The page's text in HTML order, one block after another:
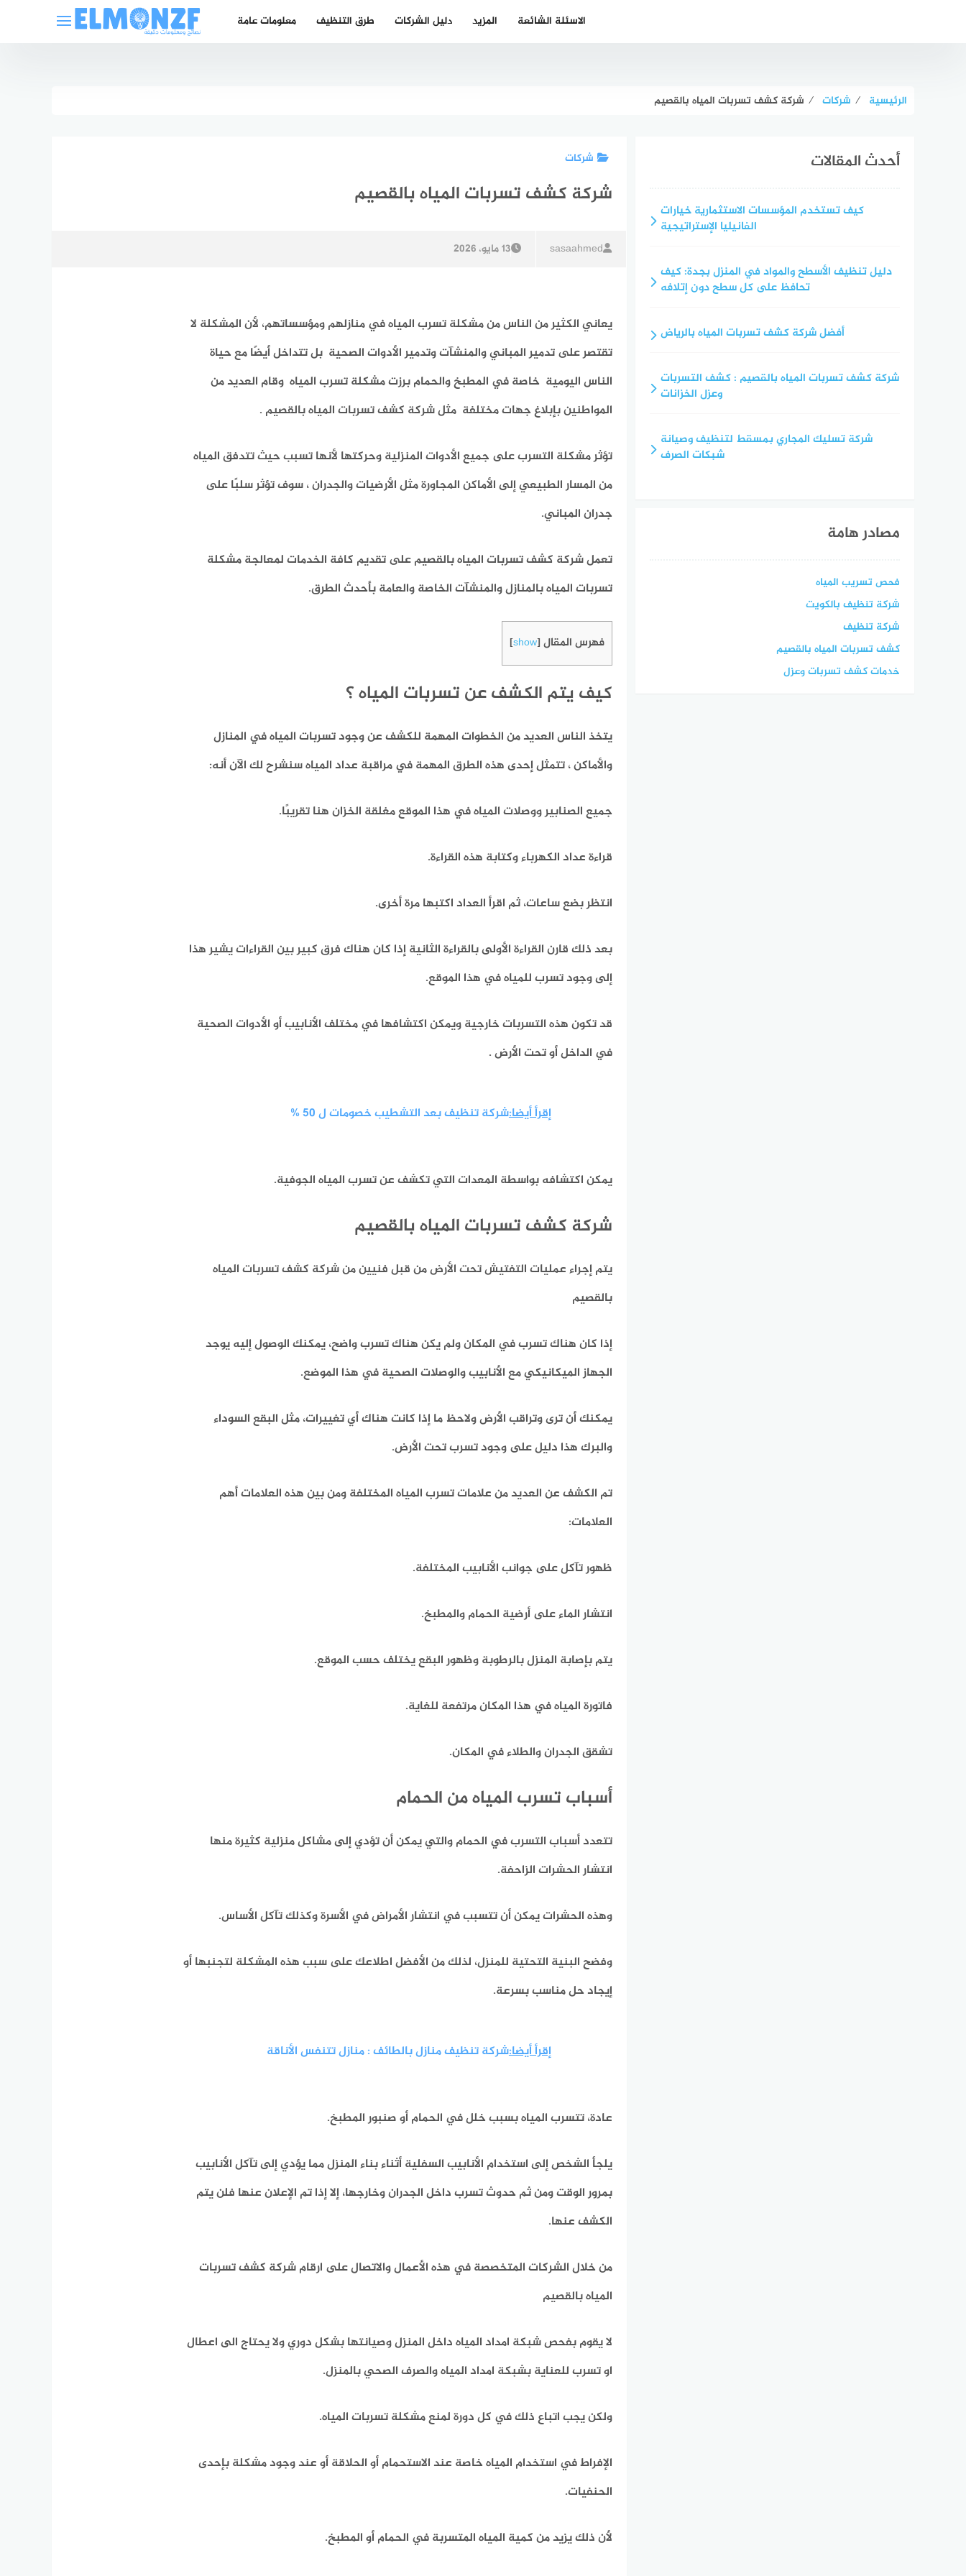
معلومات عامة طرق التنظيف دليل الشركات المزيد الاسئلة الشائعة
الرئيسية ⁄ شركات ⁄ شركة كشف تسربات المياه بالقصيم
شركات
شركة كشف تسربات المياه بالقصيم
sasaahmed 13 مايو، 2026
يعاني الكثير من الناس من مشكلة تسرب المياه في منازلهم ومؤسساتهم، لأن المشكلة لا
تقتصر على تدمير المباني والمنشآت وتدمير الأدوات الصحية بل تتداخل أيضًا مع حياة
الناس اليومية خاصة في المطبخ والحمام برزت مشكلة تسرب المياه وقام العديد من
المواطنين بإبلاغ جهات مختلفة مثل شركة كشف تسربات المياه بالقصيم .
تؤثر مشكلة التسرب على جميع الأدوات المنزلية وحركتها لأنها تسبب حيث تتدفق المياه
من المسار الطبيعي إلى الأماكن المجاورة مثل الأرضيات والجدران ، سوف تؤثر سلبًا على
جدران المباني.
تعمل شركة كشف تسربات المياه بالقصيم على تقديم كافة الخدمات لمعالجة مشكلة
تسربات المياه بالمنازل والمنشآت الخاصة والعامة بأحدث الطرق.
فهرس المقال [
show
]
كيف يتم الكشف عن تسربات المياه ؟
يتخذ الناس العديد من الخطوات المهمة للكشف عن وجود تسربات المياه في المنازل
والأماكن ، تتمثل إحدى هذه الطرق المهمة في مراقبة عداد المياه سنشرح لك الآن أنه:
جميع الصنابير ووصلات المياه في هذا الموقع مغلقة الخزان هنا تقريبًا.
قراءة عداد الكهرباء وكتابة هذه القراءة.
انتظر بضع ساعات، ثم اقرأ العداد اكتبها مرة أخرى.
بعد ذلك قارن القراءة الأولى بالقراءة الثانية إذا كان هناك فرق كبير بين القراءات يشير هذا
إلى وجود تسرب للمياه في هذا الموقع.
قد تكون هذه التسربات خارجية ويمكن اكتشافها في مختلف الأنابيب أو الأدوات الصحية
في الداخل أو تحت الأرض .
إقرأ أيضا:شركة تنظيف بعد التشطيب خصومات ل 50 %
يمكن اكتشافه بواسطة المعدات التي تكشف عن تسرب المياه الجوفية.
شركة كشف تسربات المياه بالقصيم
يتم إجراء عمليات التفتيش تحت الأرض من قبل فنيين من شركة كشف تسربات المياه
بالقصيم
إذا كان هناك تسرب في المكان ولم يكن هناك تسرب واضح، يمكنك الوصول إليه يوجد
الجهاز الميكانيكي مع الأنابيب والوصلات الصحية في هذا الموضع.
يمكنك أن ترى وتراقب الأرض ولاحظ ما إذا كانت هناك أي تغييرات، مثل البقع السوداء
والبرك هذا دليل على وجود تسرب تحت الأرض.
تم الكشف عن العديد من علامات تسرب المياه المختلفة ومن بين هذه العلامات أهم
العلامات:
ظهور تآكل على جوانب الأنابيب المختلفة.
انتشار الماء على أرضية الحمام والمطبخ.
يتم بإصابة المنزل بالرطوبة وظهور البقع يختلف حسب الموقع.
فاتورة المياه في هذا المكان مرتفعة للغاية.
تشقق الجدران والطلاء في المكان.
أسباب تسرب المياه من الحمام
تتعدد أسباب التسرب في الحمام والتي يمكن أن تؤدي إلى مشاكل منزلية كثيرة منها
انتشار الحشرات الزاحفة.
وهذه الحشرات يمكن أن تتسبب في انتشار الأمراض في الأسرة وكذلك تآكل الأساس.
وفضح البنية التحتية للمنزل، لذلك من الأفضل اطلاعك على سبب هذه المشكلة لتجنبها أو
إيجاد حل مناسب بسرعة.
إقرأ أيضا:شركة تنظيف منازل بالطائف : منازل تتنفس الأناقة
عادة، تتسرب المياه بسبب خلل في الحمام أو صنبور المطبخ.
يلجأ الشخص إلى استخدام الأنابيب السفلية أثناء بناء المنزل مما يؤدي إلى تآكل الأنابيب
بمرور الوقت ومن ثم حدوث تسرب داخل الجدران وخارجها، إلا إذا تم الإعلان عنها فلن يتم
الكشف عنها.
من خلال الشركات المتخصصة في هذه الأعمال والاتصال على ارقام شركة كشف تسربات
المياه بالقصيم
لا يقوم بفحص شبكة امداد المياه داخل المنزل وصيانتها بشكل دوري ولا يحتاج الى اعطال
او تسرب للعناية بشبكة امداد المياه والصرف الصحي بالمنزل.
ولكن يجب اتباع ذلك في كل دورة لمنع مشكلة تسربات المياه.
الإفراط في استخدام المياه خاصة عند الاستحمام أو الحلاقة أو عند وجود مشكلة بإحدى
الحنفيات.
لأن ذلك يزيد من كمية المياه المتسربة في الحمام أو المطبخ.
أحدث المقالات
كيف تستخدم المؤسسات الاستثمارية خيارات
الفانيليا الإستراتيجية
دليل تنظيف الأسطح والمواد في المنزل بجدة: كيف
تحافظ على كل سطح دون إتلافه
أفضل شركة كشف تسربات المياه بالرياض
شركة كشف تسربات المياه بالقصيم : كشف التسربات
وعزل الخزانات
شركة تسليك المجاري بمسقط لتنظيف وصيانة
شبكات الصرف
مصادر هامة
فحص تسريب المياه
شركة تنظيف بالكويت
شركة تنظيف
كشف تسربات المياه بالقصيم
خدمات كشف تسربات وعزل